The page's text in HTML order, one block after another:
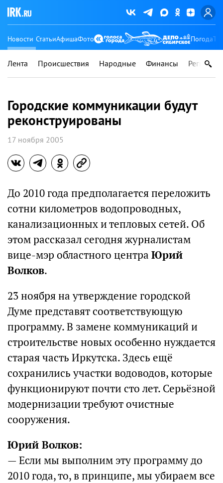
Новости СтатьиАфишаФото Погода
Лента Происшествия Народные Финансы Регионы
Городские коммуникации будут
реконструированы
17 ноября 2005
До 2010 года предполагается переложить
сотни километров водопроводных,
канализационных и тепловых сетей. Об
этом рассказал сегодня журналистам
вице-мэр областного центра Юрий
Волков.
23 ноября на утверждение городской
Думе представят соответствующую
программу. В замене коммуникаций и
строительстве новых особенно нуждается
старая часть Иркутска. Здесь ещё
сохранились участки водоводов, которые
функционируют почти сто лет. Серьёзной
модернизации требуют очистные
сооружения.
Юрий Волков:
— Если мы выполним эту программу до
2010 года, то, в принципе, мы убираем все